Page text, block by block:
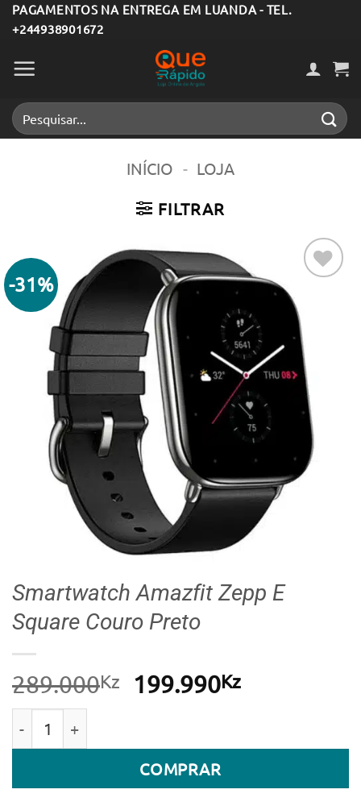
Skip
to
content
PAGAMENTOS NA ENTREGA EM LUANDA - TEL.
+244938901672
Pesquisar
por:
INÍCIO - LOJA
FILTRAR
-31%
Adicionar
aos meus
desejos
Smartwatch Amazfit Zepp E
Square Couro Preto
289.000Kz
O
era:
289.000Kz.
199.990KzO
é:
COMPRAR